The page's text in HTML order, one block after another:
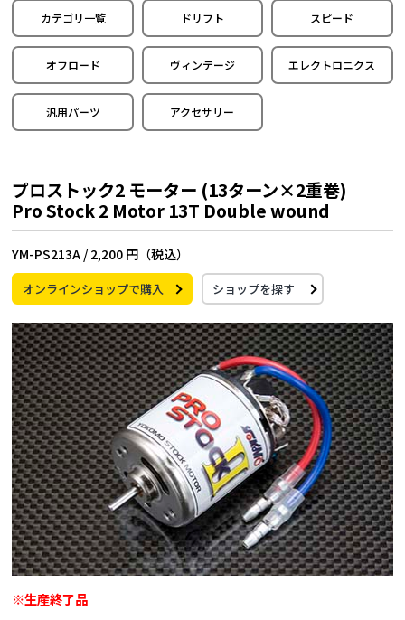
カテゴリ一覧 ドリフト スピード
オフロード ヴィンテージ エレクトロニクス
汎用パーツ アクセサリー
プロストック2 モーター (13ターン×2重巻)
Pro Stock 2 Motor 13T Double wound
YM-PS213A / 2,200 円（税込）
オンラインショップで購入 ショップを探す
※生産終了品